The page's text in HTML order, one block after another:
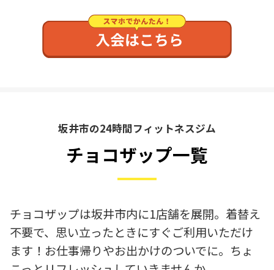
坂井市の24時間フィットネスジム
チョコザップ一覧
チョコザップは坂井市内に1店舗を展開。着替え
不要で、思い立ったときにすぐご利用いただけ
ます！お仕事帰りやお出かけのついでに。ちょ